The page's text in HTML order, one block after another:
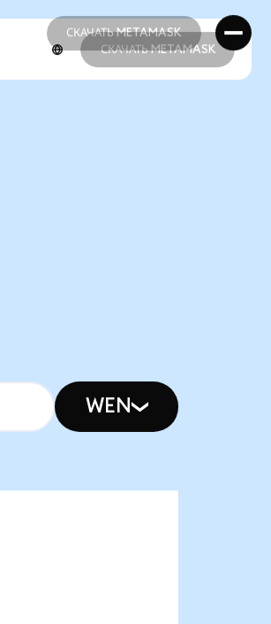
СКАЧАТЬ METAMASK
СКАЧАТЬ METAMASK
СКАЧАТЬ METAMASK
WEN